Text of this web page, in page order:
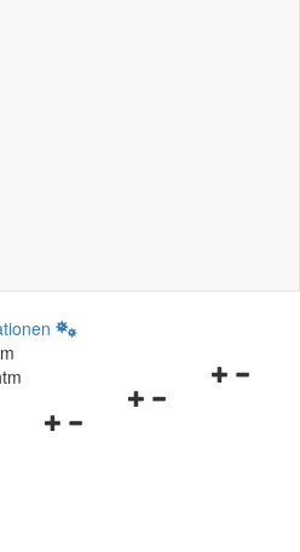
Navigationsmenü
Navigationsmenü